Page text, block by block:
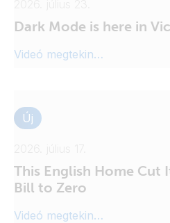
Dark Mode is here in
Videó megtekintése
Új
This English Home Cut
Bill to Zero
Videó megtekintése